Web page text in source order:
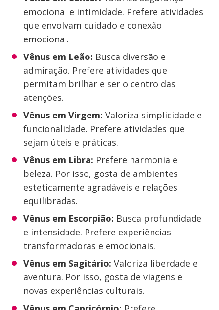
emocional e intimidade. Prefere atividades
que envolvam cuidado e conexão
emocional.
Vênus em Leão: Busca diversão e
admiração. Prefere atividades que
permitam brilhar e ser o centro das
atenções.
Vênus em Virgem: Valoriza simplicidade e
funcionalidade. Prefere atividades que
sejam úteis e práticas.
Vênus em Libra: Prefere harmonia e
beleza. Por isso, gosta de ambientes
esteticamente agradáveis e relações
equilibradas.
Vênus em Escorpião: Busca profundidade
e intensidade. Prefere experiências
transformadoras e emocionais.
Vênus em Sagitário: Valoriza liberdade e
aventura. Por isso, gosta de viagens e
novas experiências culturais.